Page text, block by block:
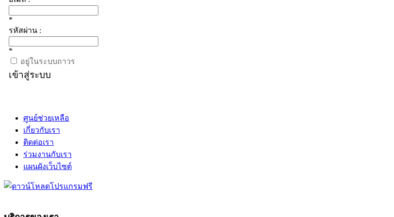
*
รหัสผ่าน :
*
อยู่ในระบบถาวร
เข้าสู่ระบบ
ศูนย์ช่วยเหลือ
เกี่ยวกับเรา
ติดต่อเรา
ร่วมงานกับเรา
แผนผังเว็บไซต์